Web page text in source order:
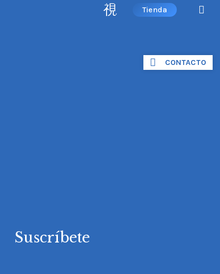
Tienda
CONTACTO
Suscríbete